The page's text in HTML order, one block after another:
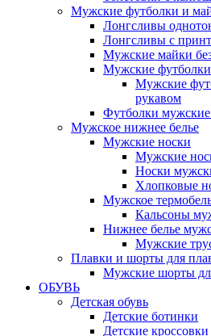
Мужские футболки и
Лонгсливы
Лонгсливы с
Мужские майки
Мужские
Мужские
рукавом
Футболки
Мужское нижнее белье
Мужские носки
Мужские
Носки
Хлопковые
Мужское
Кальсоны
Нижнее белье
Мужские
Плавки и шорты для
Мужские шорты
ОБУВЬ
Детская обувь
Детские ботинки
Детские кроссовки